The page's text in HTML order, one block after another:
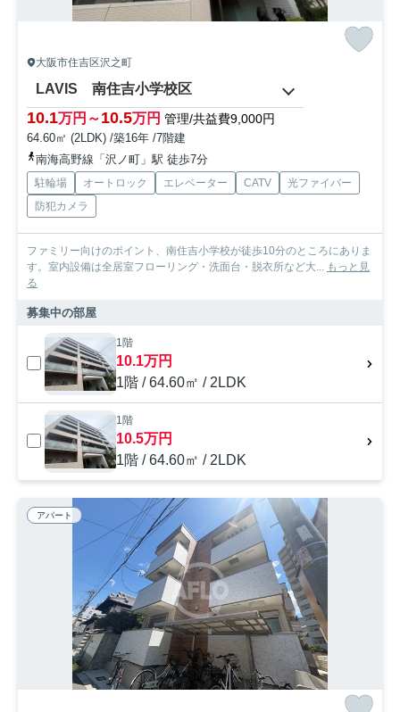
大阪市住吉区沢之町
LAVIS 南住吉小学校区
10.1万円～10.5万円 管理/共益費9,000円
64.60㎡ (2LDK) /築16年 /7階建
南海高野線「沢ノ町」駅 徒歩7分
駐輪場 オートロック エレベーター CATV
光ファイバー
防犯カメラ
ファミリー向けのポイント、南住吉小学校が徒歩10分のところにありま
す。室内設備は全居室フローリング・洗面台・脱衣所など大...
もっと見
る
募集中の部屋
1階
10.1万円
1階 / 64.60㎡ / 2LDK
1階
10.5万円
1階 / 64.60㎡ / 2LDK
アパート